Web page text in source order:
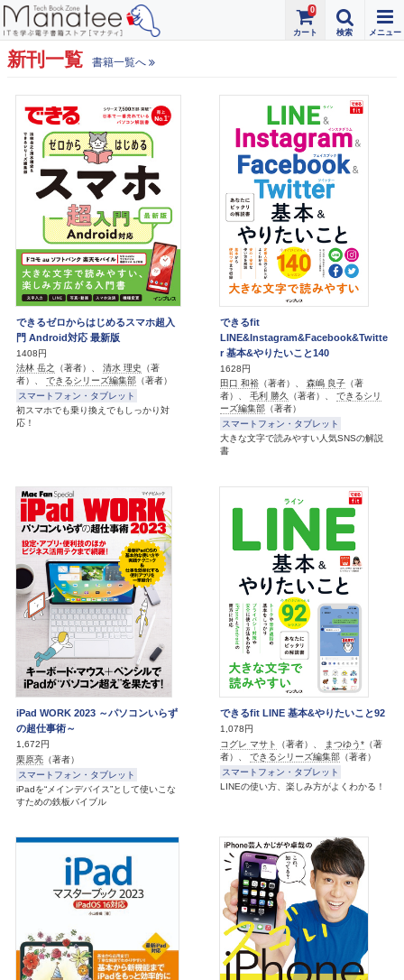
0
新刊一覧 書籍一覧へ
できるゼロからはじめるスマホ超入
門 Android対応 最新版
1408円
法林 岳之 （著者）、 清水 理史 （著
者）、 できるシリーズ編集部 （著者）
スマートフォン・タブレット
初スマホでも乗り換えでもしっかり対
応！
できるfit
LINE&Instagram&Facebook&Twitte
r 基本&やりたいこと140
1628円
田口 和裕 （著者）、 森嶋 良子 （著
者）、 毛利 勝久 （著者）、 できるシリ
ーズ編集部 （著者）
スマートフォン・タブレット
大きな文字で読みやすい人気SNSの解説
書
iPad WORK 2023 ～パソコンいらず
の超仕事術～
1,672円
栗原亮 （著者）
スマートフォン・タブレット
iPadを“メインデバイス”として使いこな
すための鉄板バイブル
できるfit LINE 基本&やりたいこと92
1,078円
コグレ マサト
（著者）、 まつゆう* （著
者）、 できるシリーズ編集部 （著者）
スマートフォン・タブレット
LINEの使い方、楽しみ方がよくわかる！